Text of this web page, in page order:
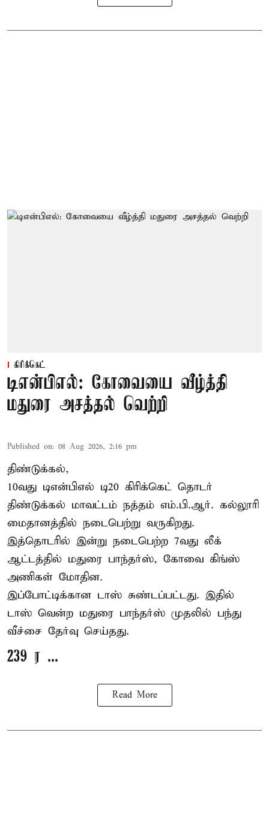
கிரிக்கெட்
டிஎன்பிஎல்: கோவையை வீழ்த்தி
மதுரை அசத்தல் வெற்றி
Published on: 08 Aug 2026, 2:16 pm
திண்டுக்கல்,
10வது டிஎன்பிஎல் டி20 கிரிக்கெட் தொடர்
திண்டுக்கல் மாவட்டம் நத்தம் எம்.பி.ஆர். கல்லூரி
மைதானத்தில் நடைபெற்று வருகிறது.
இத்தொடரில் இன்று நடைபெற்ற 7வது லீக்
ஆட்டத்தில் மதுரை பாந்தர்ஸ், கோவை கிங்ஸ்
அணிகள் மோதின.
இப்போட்டிக்கான டாஸ் சுண்டப்பட்டது. இதில்
டாஸ் வென்ற மதுரை பாந்தர்ஸ் முதலில் பந்து
வீச்சை தேர்வு செய்தது.
239 ர ...
Read More